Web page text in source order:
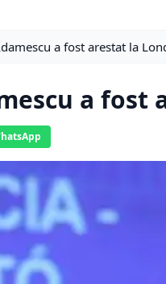
a fost arestat la
a fost